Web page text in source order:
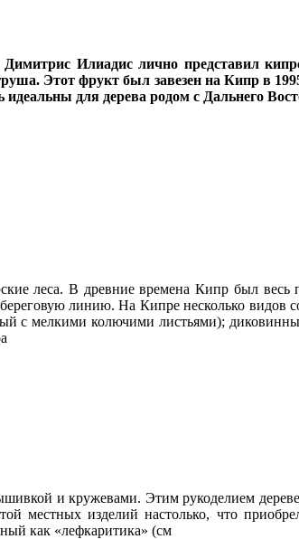
Илиадис лично представил
Этот фрукт был завезен на Кипр в
идеальны для дерева родом с Дальнего
леса. В древние времена Кипр был
линию. На Кипре несколько видов
с мелкими колючими листьями);
и кружевами. Этим рукоделием
местных изделий настолько, что
как «лефкаритика» (см